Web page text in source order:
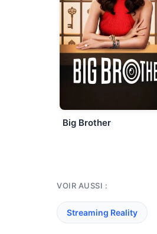
Big Brother
VOIR AUSSI :
Streaming Reality